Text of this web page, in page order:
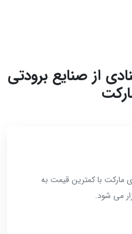
از صنایع برودتی
مارکت با کمترین قیمت به
می شود.